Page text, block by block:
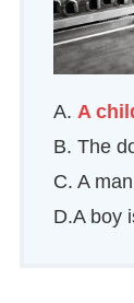
A. A
B. The
C. A
D.A boy